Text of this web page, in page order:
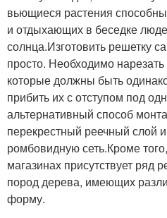
вьющиеся растения
и отдыхающих в беседке
солнца.Изготовить решетку
просто. Необходимо
которые должны быть
прибить их с отступом под
альтернативный способ
перекрестный реечный слой
ромбовидную сеть.Кроме
магазинах присутствует
пород дерева, имеющих
форму.